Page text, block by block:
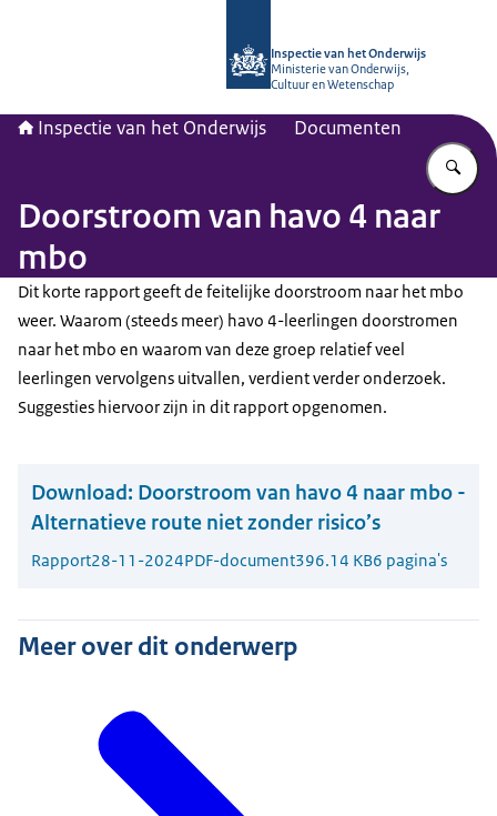
Inspectie van het Onderwijs
Ministerie van Onderwijs,
Cultuur en Wetenschap
Inspectie van het Onderwijs Documenten
Doorstroom van havo 4 naar
mbo
Dit korte rapport geeft de feitelijke doorstroom naar het mbo
weer. Waarom (steeds meer) havo 4-leerlingen doorstromen
naar het mbo en waarom van deze groep relatief veel
leerlingen vervolgens uitvallen, verdient verder onderzoek.
Suggesties hiervoor zijn in dit rapport opgenomen.
Download: Doorstroom van havo 4 naar mbo -
Alternatieve route niet zonder risico’s
Rapport28-11-2024PDF-document396.14 KB6 pagina's
Meer over dit onderwerp